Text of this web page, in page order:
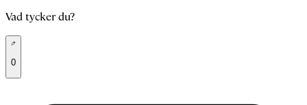
Vad tycker du?
0